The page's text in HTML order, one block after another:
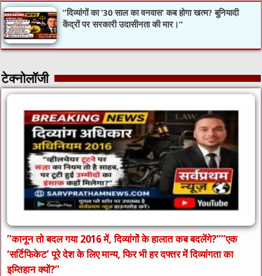
​”दिव्यांगों का ’30 साल का वनवास’ कब होगा खत्म? बुनियादी
केंद्रों पर सरकारी उदासीनता की मार।”
टेक्नोलॉजी
​”कानून तो बदल गया 2016 में, दिव्यांगों के हालात कब बदलेंगे?”​”एक
‘सर्टिफिकेट’ पूरे देश के लिए मान्य, फिर भी हर दफ्तर में दिव्यांगता का
इम्तिहान क्यों?”